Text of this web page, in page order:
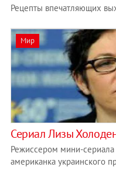
Рецепты впечатляющих
Мир
Сериал Лизы
Режиссером мини-сериала
американка украинского